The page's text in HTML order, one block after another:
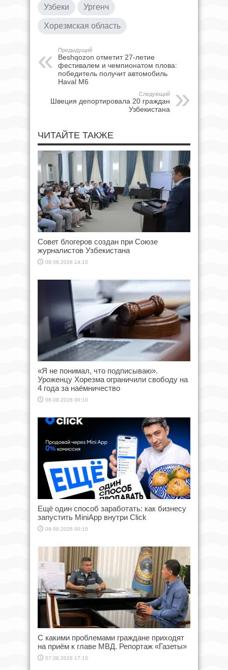
Узбеки Ургенч
Хорезмская область
Предыдущий
Beshqozon отметит 27-летие
фестивалем и чемпионатом плова:
победитель получит автомобиль
Haval M6
Следующий
Швеция депортировала 20 граждан
Узбекистана
ЧИТАЙТЕ ТАКЖЕ
Совет блогеров создан при Союзе
журналистов Узбекистана
08.08.2026 14:10
«Я не понимал, что подписываю».
Уроженцу Хорезма ограничили свободу на
4 года за наёмничество
08.08.2026 00:10
Ещё один способ заработать: как бизнесу
запустить MiniApp внутри Click
08.08.2026 00:10
С какими проблемами граждане приходят
на приём к главе МВД. Репортаж «Газеты»
07.08.2026 17:10